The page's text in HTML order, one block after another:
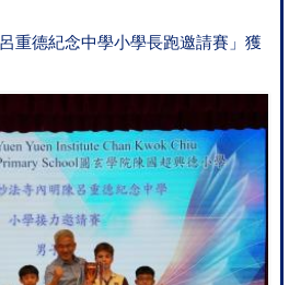
重德紀念中學小學長跑邀請賽」獲